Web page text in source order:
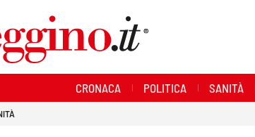
CRONACA POLITICA SANITÀ